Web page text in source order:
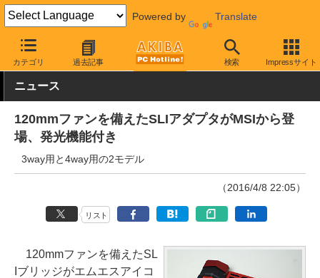
Powered by Translate
カテゴリ 過去記事 検索 Impressサイト
AKIBA PC Hotline! PCパーツ ビデオカード（グラフィックボード
ニュース
120mmファンを備えたSLIアダプタがMSIから登
場、発光機能付き
3way用と4way用の2モデル
（2016/4/8 22:05）
リスト
120mmファンを備えたSL
Iブリッジがエムエスアイコ